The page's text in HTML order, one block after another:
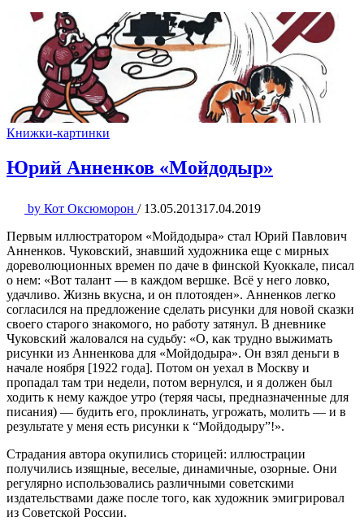
Книжки-картинки
Юрий Анненков «Мойдодыр»
by Кот Оксюморон / 13.05.201317.04.2019
Первым иллюстратором «Мойдодыра» стал Юрий Павлович
Анненков. Чуковский, знавший художника еще с мирных
дореволюционных времен по даче в финской Куоккале, писал
о нем: «Вот талант — в каждом вершке. Всё у него ловко,
удачливо. Жизнь вкусна, и он плотояден». Анненков легко
согласился на предложение сделать рисунки для новой сказки
своего старого знакомого, но работу затянул. В дневнике
Чуковский жаловался на судьбу: «О, как трудно выжимать
рисунки из Анненкова для «Мойдодыра». Он взял деньги в
начале ноября [1922 года]. Потом он уехал в Москву и
пропадал там три недели, потом вернулся, и я должен был
ходить к нему каждое утро (теряя часы, предназначенные для
писания) — будить его, проклинать, угрожать, молить — и в
результате у меня есть рисунки к “Мойдодыру”!».
Страдания автора окупились сторицей: иллюстрации
получились изящные, веселые, динамичные, озорные. Они
регулярно использовались различными советскими
издательствами даже после того, как художник эмигрировал
из Советской России.